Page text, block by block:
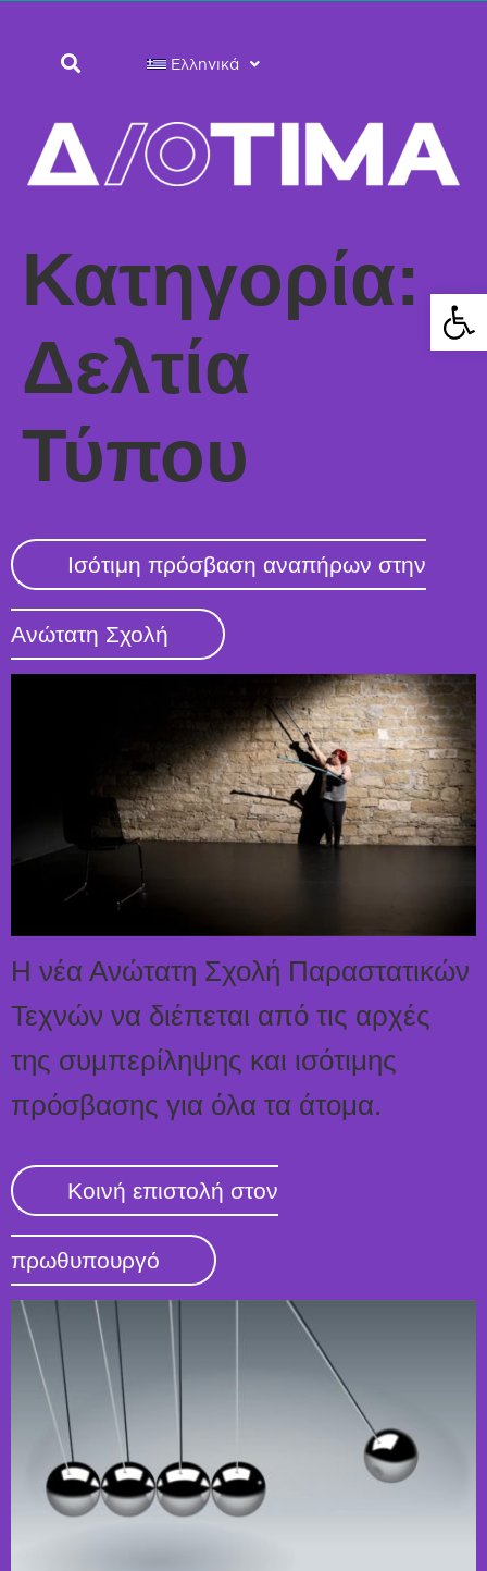
Ελληνικά
Κατηγορία:
Δελτία
Τύπου
Ισότιμη πρόσβαση αναπήρων στην
Ανώτατη Σχολή
Η νέα Ανώτατη Σχολή Παραστατικών
Τεχνών να διέπεται από τις αρχές
της συμπερίληψης και ισότιμης
πρόσβασης για όλα τα άτομα.
Κοινή επιστολή στον
πρωθυπουργό